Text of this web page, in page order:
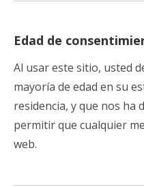
Edad de
Al usar este sitio, usted
mayoría de edad en su
residencia, y que nos ha
permitir que cualquier
web.